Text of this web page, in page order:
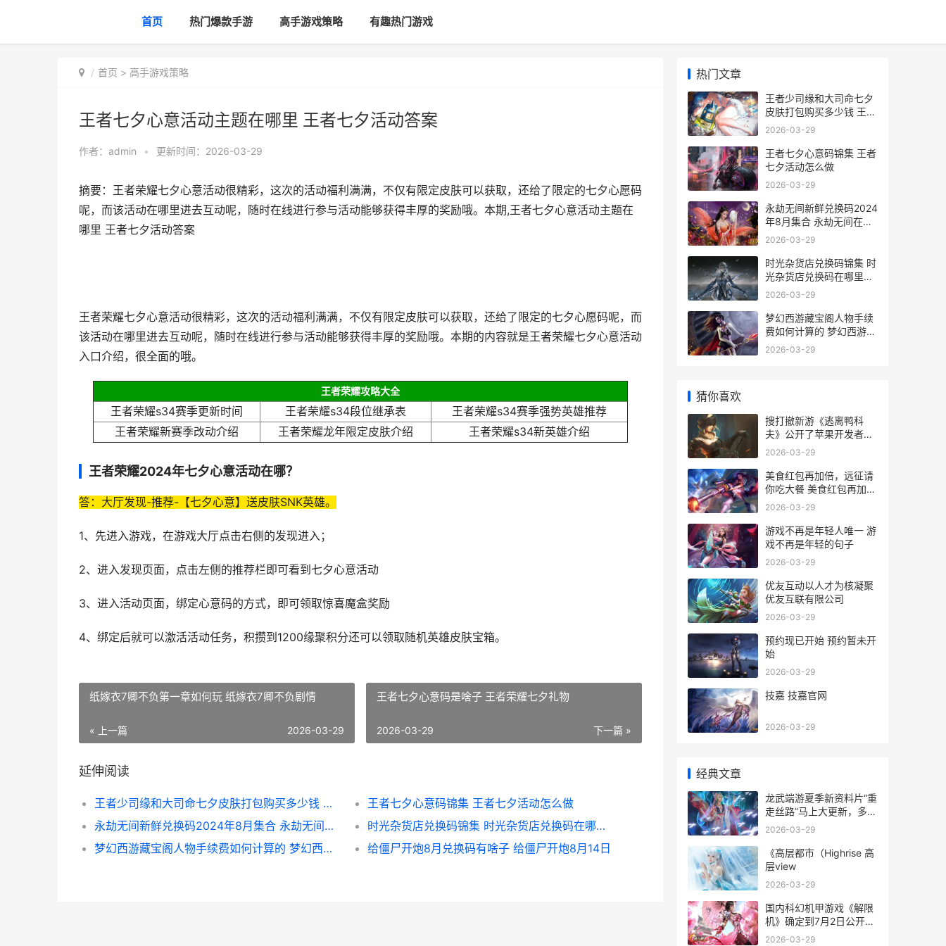
首页 热门爆款手游 高手游戏策略 有趣热门游戏
首页 > 高手游戏策略
王者七夕心意活动主题在哪里 王者七夕活动答案
作者： admin • 更新时间：2026-03-29
摘要：王者荣耀七夕心意活动很精彩，这次的活动福利满满，不仅有限定皮肤可以获取，还给了限定的七夕心愿码
呢，而该活动在哪里进去互动呢，随时在线进行参与活动能够获得丰厚的奖励哦。本期,王者七夕心意活动主题在
哪里 王者七夕活动答案
王者荣耀七夕心意活动很精彩，这次的活动福利满满，不仅有限定皮肤可以获取，还给了限定的七夕心愿码呢，而
该活动在哪里进去互动呢，随时在线进行参与活动能够获得丰厚的奖励哦。本期的内容就是王者荣耀七夕心意活动
入口介绍，很全面的哦。
王者荣耀攻略大全
王者荣耀s34赛季更新时间 王者荣耀s34段位继承表
王者荣耀s34赛季强势英雄推荐
王者荣耀新赛季改动介绍
王者荣耀龙年限定皮肤介绍 王者荣耀s34新英雄介绍
王者荣耀2024年七夕心意活动在哪？
答：大厅发现-推荐-【七夕心意】送皮肤SNK英雄。
1、先进入游戏，在游戏大厅点击右侧的发现进入；
2、进入发现页面，点击左侧的推荐栏即可看到七夕心意活动
3、进入活动页面，绑定心意码的方式，即可领取惊喜魔盒奖励
4、绑定后就可以激活活动任务，积攒到1200缘聚积分还可以领取随机英雄皮肤宝箱。
纸嫁衣7卿不负第一章如何玩 纸嫁衣7卿不负剧情
« 上一篇 2026-03-29
王者七夕心意码是啥子 王者荣耀七夕礼物
下一篇 »
2026-03-29
延伸阅读
王者少司缘和大司命七夕皮肤打包购买多少钱 王者少司缘和大司命相遇彩蛋
王者七夕心意码锦集 王者七夕活动怎么做
永劫无间新鲜兑换码2024年8月集合 永劫无间在哪里兑换激活码
时光杂货店兑换码锦集 时光杂货店兑换码在哪里兑换
梦幻西游藏宝阁人物手续费如何计算的 梦幻西游藏宝阁手游交易平台
给僵尸开炮8月兑换码有啥子 给僵尸开炮8月14日
热门文章
王者少司缘和大司命七夕
皮肤打包购买多少钱 王者
少司缘和大司命相遇彩蛋
2026-03-29
王者七夕心意码锦集 王者
七夕活动怎么做
2026-03-29
永劫无间新鲜兑换码2024
年8月集合 永劫无间在哪
里兑换激活码
2026-03-29
时光杂货店兑换码锦集 时
光杂货店兑换码在哪里兑
换
2026-03-29
梦幻西游藏宝阁人物手续
费如何计算的 梦幻西游藏
宝阁手游交易平台
2026-03-29
猜你喜欢
搜打撤新游《逃离鸭科
夫》公开了苹果开发者大
会 逃す 逃がす
2026-03-29
美食红包再加倍，远征请
你吃大餐 美食红包再加倍
怎么发
2026-03-29
游戏不再是年轻人唯一 游
戏不再是年轻的句子
2026-03-29
优友互动以人才为核凝聚
优友互联有限公司
2026-03-29
预约现已开始 预约暂未开
始
2026-03-29
技嘉 技嘉官网
2026-03-29
经典文章
龙武端游夏季新资料片“重
走丝路”马上大更新，多个
最新中立地图方法和养成
2026-03-29
《高层都市（Highrise 高
层view
2026-03-29
国内科幻机甲游戏《解限
机》确定到7月2日公开测
试，登顶Steam国内游戏
2026-03-29